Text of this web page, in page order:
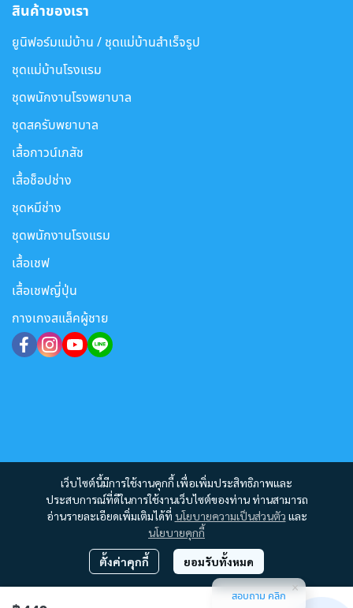
เว็บไซต์นี้มีการใช้งานคุกกี้ เพื่อเพิ่มประสิทธิภาพและ
ประสบการณ์ที่ดีในการใช้งานเว็บไซต์ของท่าน ท่านสามารถ
อ่านรายละเอียดเพิ่มเติมได้ที่ นโยบายความเป็นส่วนตัว และ
นโยบายคุกกี้
ตั้งค่าคุกกี้ ยอมรับทั้งหมด
สินค้าของเรา
ยูนิฟอร์มแม่บ้าน / ชุดแม่บ้านสำเร็จรูป
ชุดแม่บ้านโรงแรม
ชุดพนักงานโรงพยาบาล
ชุดสครับพยาบาล
เสื้อกาวน์เภสัช
เสื้อช็อปช่าง
ชุดหมีช่าง
ชุดพนักงานโรงแรม
เสื้อเชฟ
เสื้อเชฟญี่ปุ่น
กางเกงสแล็คผู้ชาย
Copyright 2012 - 2023 | All Rights Reserved | Powered by MWE
สอบถาม คลิก